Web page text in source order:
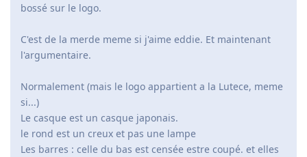
bossé sur le logo.
C'est de la merde meme si j'aime eddie. Et maintenant
l'argumentaire.
Normalement (mais le logo appartient a la Lutece, meme
si...)
Le casque est un casque japonais.
le rond est un creux et pas une lampe
Les barres : celle du bas est censée estre coupé. et elles